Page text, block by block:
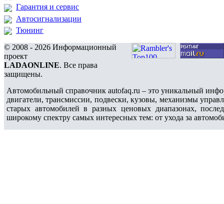
Гарантия и сервис
Автосигнализации
Тюнинг
© 2008 - 2026 Информационный
проект
LADAONLINE. Все права
защищены.
Автомобильный справочник autofaq.ru – это уникальный
двигатели, трансмиссии, подвески, кузовы, механизмы
старых автомобилей в разных ценовых диапазонах,
широкому спектру самых интересных тем: от ухода за